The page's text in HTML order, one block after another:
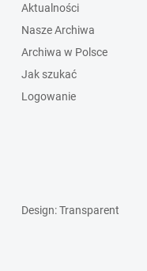
Aktualności
Nasze Archiwa
Archiwa w Polsce
Jak szukać
Logowanie
Design: Transparent